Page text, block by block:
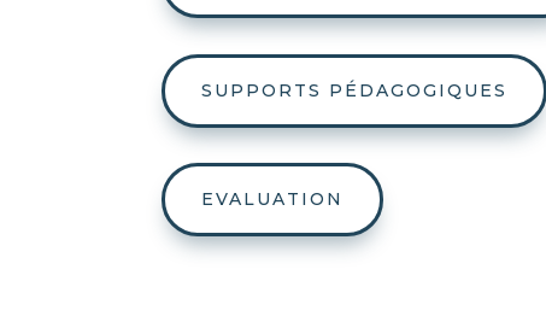
SUPPORTS PÉDAGOGIQUES
EVALUATION